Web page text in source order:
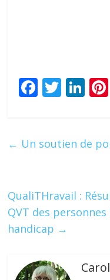
F
b
k
T
er
Li
e
← Un soutien de
QualiTHravail :
QVT des
handicap →